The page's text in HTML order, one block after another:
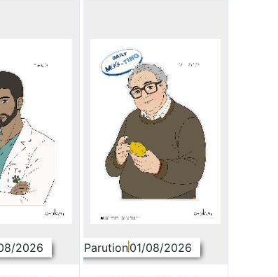
2026 Parution01/08/2026